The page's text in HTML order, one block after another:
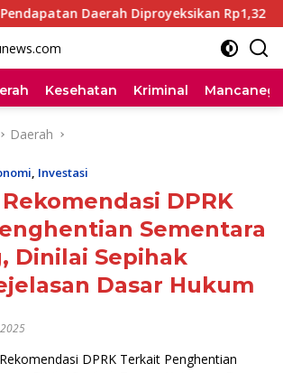
Daerah Diproyeksikan Rp1,32 Triliun
Kesehatan Kriminal
Daerah
, Investasi
Rekomendasi DPRK
Sementara
Dinilai Sepihak
Dasar Hukum